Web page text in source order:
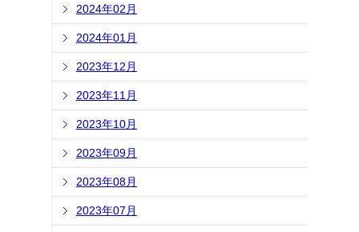
2024年02月
2024年01月
2023年12月
2023年11月
2023年10月
2023年09月
2023年08月
2023年07月